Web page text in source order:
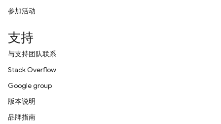
参加活动
支持
与支持团队联系
Stack Overflow
Google group
版本说明
品牌指南